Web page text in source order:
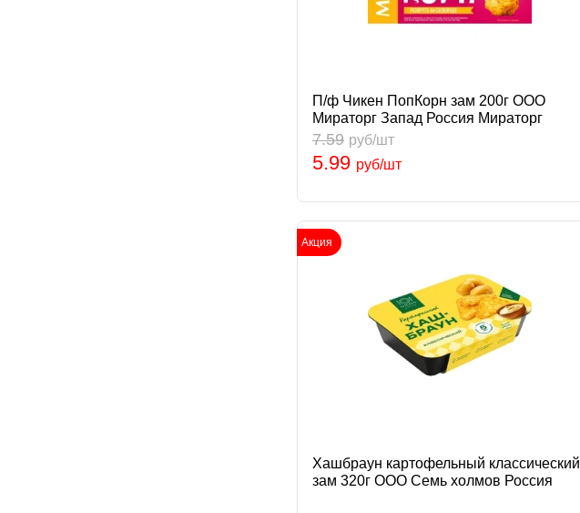
П/ф Чикен ПопКорн зам 200г ООО
Мираторг Запад Россия Мираторг
5.99 руб/шт
7.59 руб/шт
Акция
Хашбраун картофельный классический
зам 320г ООО Семь холмов Россия